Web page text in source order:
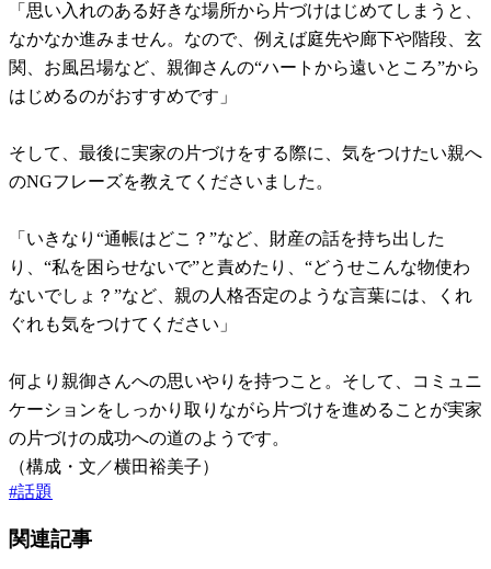
「思い入れのある好きな場所から片づけはじめてしまうと、
なかなか進みません。なので、例えば庭先や廊下や階段、玄
関、お風呂場など、親御さんの“ハートから遠いところ”から
はじめるのがおすすめです」
そして、最後に実家の片づけをする際に、気をつけたい親へ
のNGフレーズを教えてくださいました。
「いきなり“通帳はどこ？”など、財産の話を持ち出した
り、“私を困らせないで”と責めたり、“どうせこんな物使わ
ないでしょ？”など、親の人格否定のような言葉には、くれ
ぐれも気をつけてください」
何より親御さんへの思いやりを持つこと。そして、コミュニ
ケーションをしっかり取りながら片づけを進めることが実家
の片づけの成功への道のようです。
（構成・文／横田裕美子）
#話題
関連記事